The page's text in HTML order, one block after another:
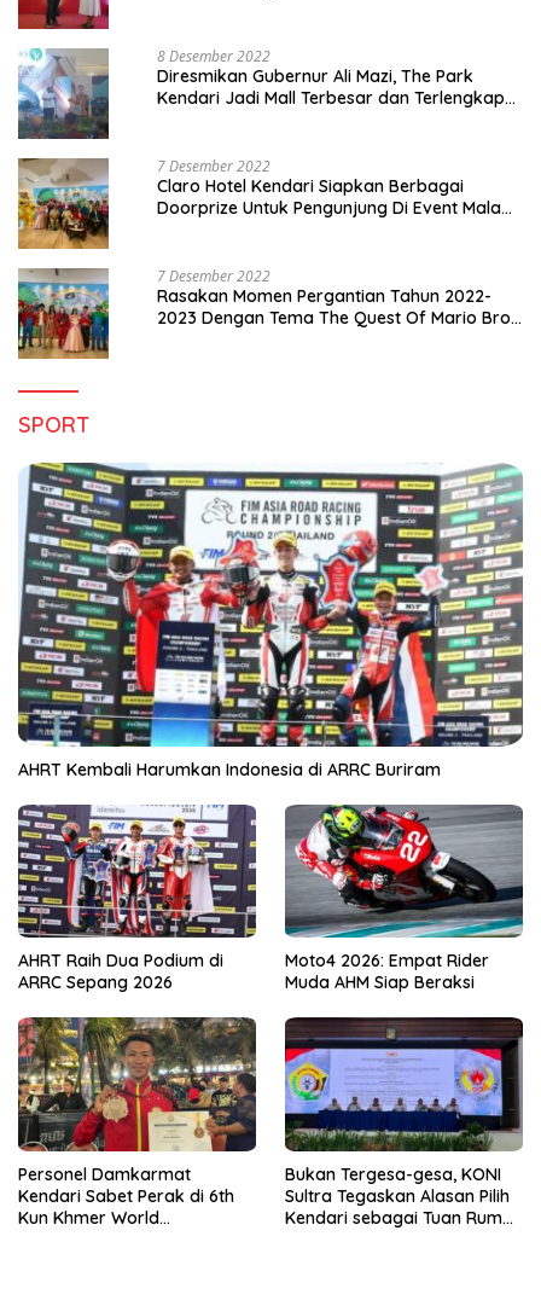
8 Desember 2022
Diresmikan Gubernur Ali Mazi, The Park
Kendari Jadi Mall Terbesar dan Terlengkap
7 Desember 2022
Claro Hotel Kendari Siapkan Berbagai
Doorprize Untuk Pengunjung Di Event Malam
7 Desember 2022
Rasakan Momen Pergantian Tahun 2022-
2023 Dengan Tema The Quest Of Mario Bros
SPORT
AHRT Kembali Harumkan Indonesia di ARRC Buriram
AHRT Raih Dua Podium di
ARRC Sepang 2026
Moto4 2026: Empat Rider
Muda AHM Siap Beraksi
Personel Damkarmat
Kendari Sabet Perak di 6th
Kun Khmer World
Bukan Tergesa-gesa, KONI
Sultra Tegaskan Alasan Pilih
Kendari sebagai Tuan Rumah